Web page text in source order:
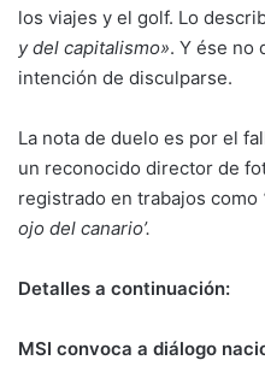
los viajes y el golf. Lo
y del capitalismo». Y ése no
intención de disculparse.
La nota de duelo es por el
un reconocido director de
registrado en trabajos como
ojo del canario’.
Detalles a continuación:
MSI convoca a diálogo